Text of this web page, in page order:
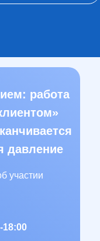
работа
давление
участии
18:00